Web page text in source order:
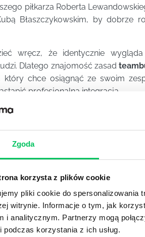
Zgoda
korzysta z plików cookie
pliki cookie do spersonalizowania
witrynie. Informacje o tym, jak
i analitycznym. Partnerzy mogą
podczas korzystania z ich usług.
piłkarza Roberta
Błaszczykowskim, by dobrze
wręcz, że identycznie
Dlatego znajomość zasad
który chce osiągnąć ze swoim
profesjonalną integracją.
ARTYKUŁY
PROJEKTOWYCH W
zarządzanie projektami) to szereg
Zajmują się nim osoby wchodzące
przedsiębiorstw.